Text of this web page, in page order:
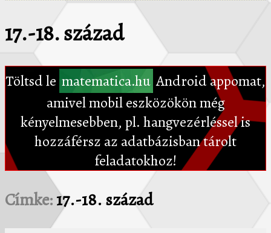
17.-18. század
Töltsd le matematica.hu Android appomat,
amivel mobil eszközökön még
kényelmesebben, pl. hangvezérléssel is
hozzáférsz az adatbázisban tárolt
feladatokhoz!
Címke:17.-18. század